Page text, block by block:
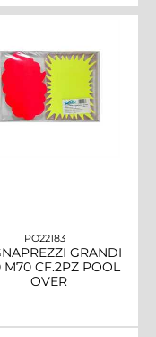
PO22183
GRANDI
M70 CF.2PZ POOL
OVER